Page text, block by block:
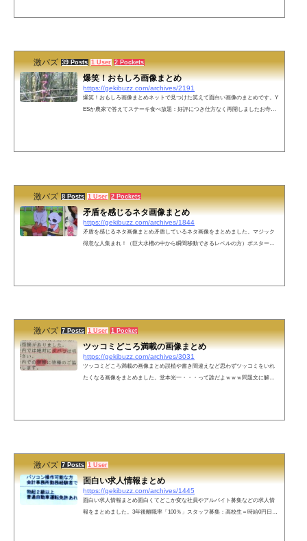
激バズ 39 Posts 1 User 2 Pockets
爆笑！おもしろ画像まとめ
https://gekibuzz.com/archives/2191
爆笑！おもしろ画像まとめネットで見つけた笑えて面白い画像のまとめです。Y
ESか農家で答えてステーキ食べ放題：好評につき仕方なく再開しましたお寺の
激バズ 8 Posts 1 User 2 Pockets
矛盾を感じるネタ画像まとめ
https://gekibuzz.com/archives/1844
矛盾を感じるネタ画像まとめ矛盾しているネタ画像をまとめました。マジック
得意な人集まれ！（巨大水槽の中から瞬間移動できるレベルの方）ポスター貼
激バズ 7 Posts 1 User 1 Pocket
ツッコミどころ満載の画像まとめ
https://gekibuzz.com/archives/3031
ツッコミどころ満載の画像まとめ誤植や書き間違えなど思わずツッコミをいれ
たくなる画像をまとめました。堂本光一・・・って誰だよｗｗｗ問題文に解答
激バズ 7 Posts 1 User
面白い求人情報まとめ
https://gekibuzz.com/archives/1445
面白い求人情報まとめ面白くてどこか変な社員やアルバイト募集などの求人情
報をまとめました。3年後離職率「100％」スタッフ募集：高校生＝時給0円日給